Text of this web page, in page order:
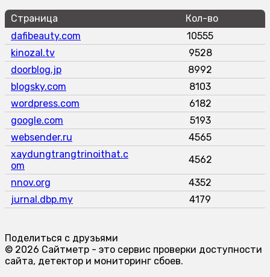
Страница
Кол-во
dafibeauty.com
10555
kinozal.tv
9528
doorblog.jp
8992
blogsky.com
8103
wordpress.com
6182
google.com
5193
websender.ru
4565
xaydungtrangtrinoithat.c
om
4562
nnov.org
4352
jurnal.dbp.my
4179
Поделиться с друзьями
© 2026 Сайтметр - это сервис проверки доступности
сайта, детектор и мониторинг сбоев.